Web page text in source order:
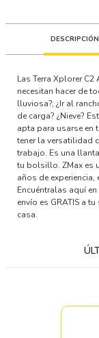
DESCRIPCIÓN
Las Terra Xplorer
necesitan hacer de
lluviosa?, ¿Ir al
de carga? ¿Nieve?
apta para usarse en
tener la versatilidad
trabajo. Es una
tu bolsillo. ZMax es
años de
Encuéntralas aquí
envío es GRATIS a
casa.